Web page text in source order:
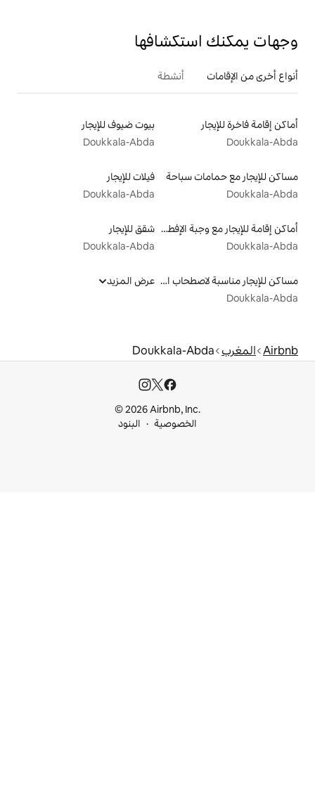
أنشطة
بيوت ضيوف للإيجار
Doukkala-Abda
فيلات للإيجار
Doukkala-Abda
أماكن إقامة للإيجار مع وجبة الإفطار شقق للإيجار
Doukkala-Abda
مساكن للإيجار مناسبة لاصطحاب الحيوانات الأليفة عرض المزيد
Doukkala-